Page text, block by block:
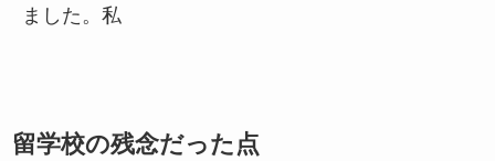
ました。私
留学校の残念だった点